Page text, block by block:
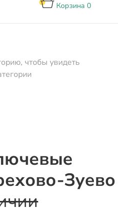
Корзина 0
чтобы увидеть
Зуево